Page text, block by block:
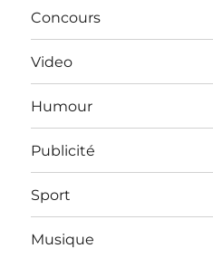
Concours
Video
Humour
Publicité
Sport
Musique